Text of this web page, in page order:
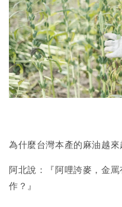
為什麼台灣本產的麻油越來
阿北說：『阿哩誇麥，金
作？』